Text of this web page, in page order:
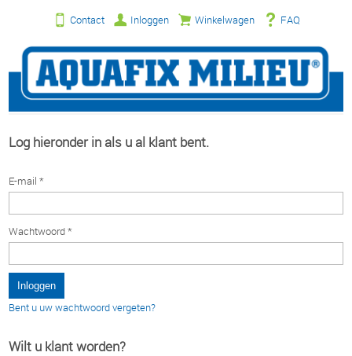
Contact Inloggen Winkelwagen FAQ
Log hieronder in als u al klant bent.
E-mail *
Wachtwoord *
Bent u uw wachtwoord vergeten?
Wilt u klant worden?